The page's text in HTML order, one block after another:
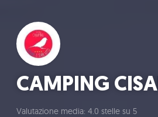
CAMPING
Valutazione media: 4.0 stelle su 5